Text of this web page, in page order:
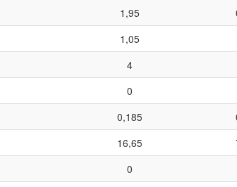
1,95
1,05
4
0
0,185
16,65
0